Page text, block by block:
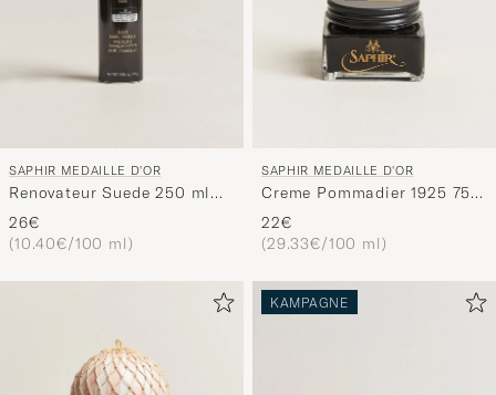
SAPHIR MEDAILLE D'OR
Renovateur Suede 250 ml
Spray Neutral
26€
(10.40€/100 ml)
SAPHIR MEDAILLE D'OR
Creme Pommadier 1925 75
ml Black
22€
(29.33€/100 ml)
KAMPAGNE